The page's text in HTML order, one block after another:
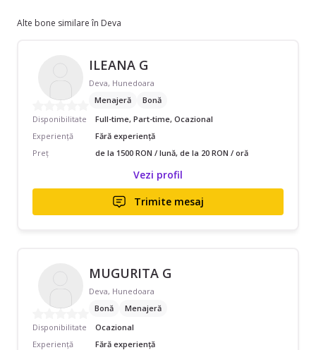
Alte bone similare în Deva
ILEANA G
Deva, Hunedoara
Menajeră
Bonă
Disponibilitate
Full-time, Part-time, Ocazional
Experiență
Fără experiență
Preț
de la 1500 RON / lună, de la 20 RON / oră
Vezi profil
Trimite mesaj
MUGURITA G
Deva, Hunedoara
Bonă
Menajeră
Disponibilitate
Ocazional
Experiență
Fără experiență